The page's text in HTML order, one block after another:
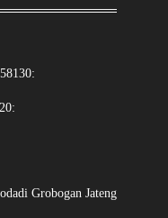
Grobogan Jateng